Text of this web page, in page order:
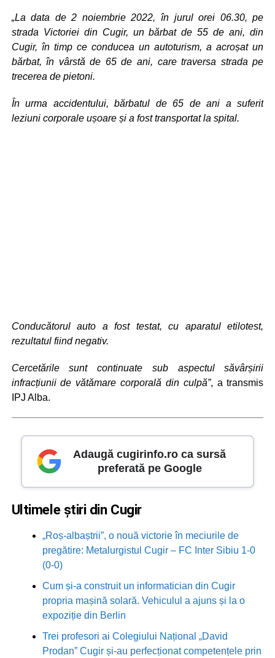
„La data de 2 noiembrie 2022, în jurul orei 06.30, pe
strada Victoriei din Cugir, un bărbat de 55 de ani, din
Cugir, în timp ce conducea un autoturism, a acroșat un
bărbat, în vârstă de 65 de ani, care traversa strada pe
trecerea de pietoni.
În urma accidentului, bărbatul de 65 de ani a suferit
leziuni corporale ușoare și a fost transportat la spital.
Conducătorul auto a fost testat, cu aparatul etilotest,
rezultatul fiind negativ.
Cercetările sunt continuate sub aspectul săvârșirii
infracțiunii de vătămare corporală din culpă”, a transmis
IPJ Alba.
Adaugă cugirinfo.ro ca sursă
preferată pe Google
Ultimele știri din Cugir
„Roș-albaștrii”, o nouă victorie în meciurile de
pregătire: Metalurgistul Cugir – FC Inter Sibiu 1-0
(0-0)
Cum și-a construit un informatician din Cugir
propria mașină solară. Vehiculul a ajuns și la o
expoziție din Berlin
Trei profesori ai Colegiului Național „David
Prodan” Cugir și-au perfecționat competențele prin